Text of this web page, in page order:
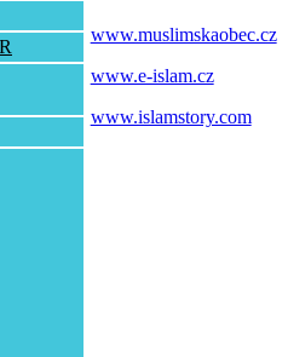
www.muslimskaobec.cz
www.e-islam.cz
www.islamstory.com